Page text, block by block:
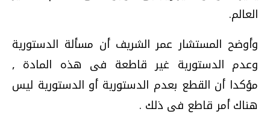
العالم.
وأوضح المستشار عمر الشريف أن مسألة الدستورية
وعدم الدستورية غير قاطعة فى هذه المادة ,
مؤكدا أن القطع بعدم الدستورية أو الدستورية ليس
هناك أمر قاطع فى ذلك .